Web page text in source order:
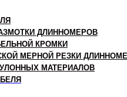
кабеля и в бухты и на
с 8 по 14
ДЛИННОМЕРОВ
КРОМКИ
МЕРНОЙ РЕЗКИ
МАТЕРИАЛОВ